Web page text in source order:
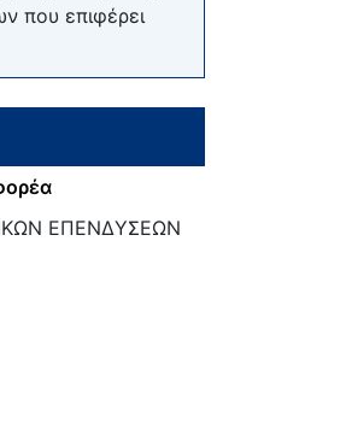
που επιφέρει
ΕΠΕΝΔΥΣΕΩΝ